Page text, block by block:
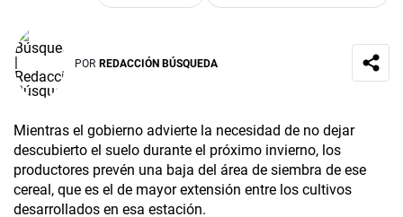
POR REDACCIÓN BÚSQUEDA
Mientras el gobierno advierte la necesidad de no dejar
descubierto el suelo durante el próximo invierno, los
productores prevén una baja del área de siembra de ese
cereal, que es el de mayor extensión entre los cultivos
desarrollados en esa estación.